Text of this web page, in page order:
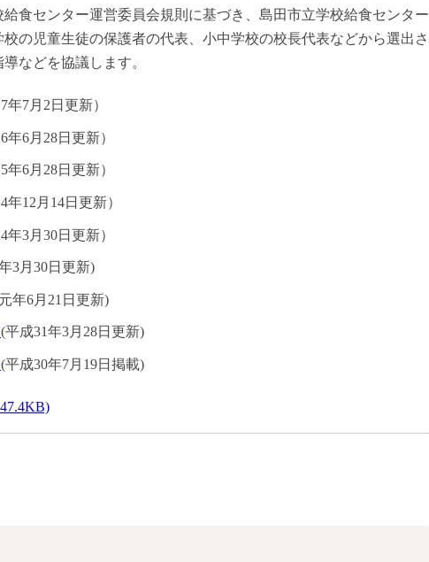
食センター運営委員会規則に基づき、島田市立学校給食センター
の児童生徒の保護者の代表、小中学校の校長代表などから選出さ
などを協議します。
7年7月2日更新）
6年6月28日更新）
5年6月28日更新）
4年12月14日更新）
4年3月30日更新）
3月30日更新)
年6月21日更新)
(平成31年3月28日更新)
(平成30年7月19日掲載)